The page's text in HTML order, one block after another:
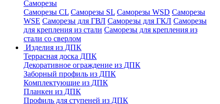
Саморезы
Саморезы CL Саморезы SL Саморезы WSD Саморезы
WSE Саморезы для ГВЛ Саморезы для ГКЛ Саморезы
для крепления из стали Саморезы для крепления из
стали со сверлом
Изделия из ДПК
Террасная доска ДПК
Декоративное ограждение из ДПК
Заборный профиль из ДПК
Комплектующие из ДПК
Планкен из ДПК
Профиль для ступеней из ДПК